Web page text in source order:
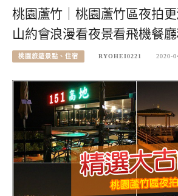
桃園蘆竹｜桃園蘆竹區夜拍
山約會浪漫看夜景看飛機餐
桃園旅遊景點、住宿 RYOHEI0221 2020-